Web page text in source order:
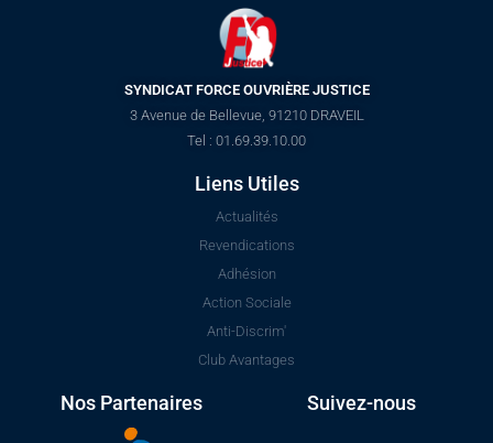
SYNDICAT FORCE OUVRIÈRE JUSTICE
3 Avenue de Bellevue, 91210 DRAVEIL
Tel : 01.69.39.10.00
Liens Utiles
Actualités
Revendications
Adhésion
Action Sociale
Anti-Discrim'
Club Avantages
Nos Partenaires Suivez-nous